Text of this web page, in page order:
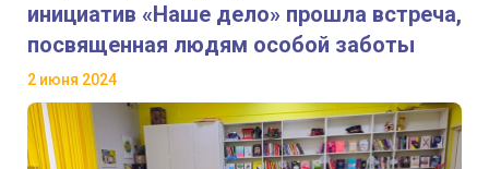
инициатив «Наше дело» прошла встреча,
посвященная людям особой заботы
2 июня 2024